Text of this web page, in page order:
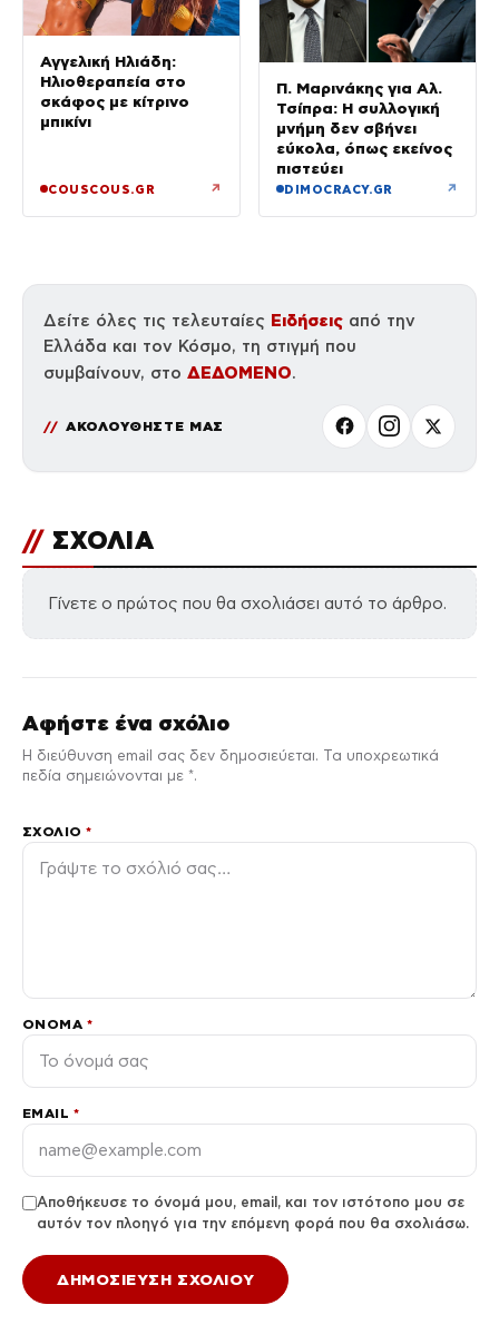
Αγγελική Ηλιάδη:
Ηλιοθεραπεία στο
σκάφος με κίτρινο
μπικίνι
COUSCOUS.GR ↗
Π. Μαρινάκης για Αλ.
Τσίπρα: Η συλλογική
μνήμη δεν σβήνει
εύκολα, όπως εκείνος
πιστεύει
DIMOCRACY.GR ↗
Δείτε όλες τις τελευταίες Ειδήσεις από την
Ελλάδα και τον Κόσμο, τη στιγμή που
συμβαίνουν, στο ΔΕΔΟΜΕΝΟ.
ΑΚΟΛΟΥΘΗΣΤΕ ΜΑΣ
// ΣΧΟΛΙΑ
Γίνετε ο πρώτος που θα σχολιάσει αυτό το άρθρο.
Αφήστε ένα σχόλιο
Η διεύθυνση email σας δεν δημοσιεύεται. Τα υποχρεωτικά
πεδία σημειώνονται με *.
ΣΧΌΛΙΟ*
ΌΝΟΜΑ *
EMAIL *
Αποθήκευσε το όνομά μου, email, και τον ιστότοπο μου σε
αυτόν τον πλοηγό για την επόμενη φορά που θα σχολιάσω.